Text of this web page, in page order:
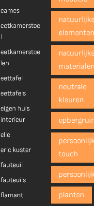
eames
eetkamerstoe
l
eetkamerstoe
len
eettafel
eettafels
eigen huis
interieur
elle
eric kuster
fauteuil
fauteuils
flamant
neutrale
kleuren
touch
planten